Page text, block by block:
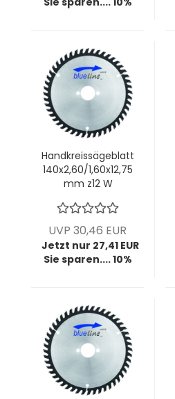
Handkreissägeblatt
140x2,60/1,60x12,75
mm z12 W
UVP 30,46 EUR
Jetzt nur 27,41 EUR
Sie sparen.... 10%